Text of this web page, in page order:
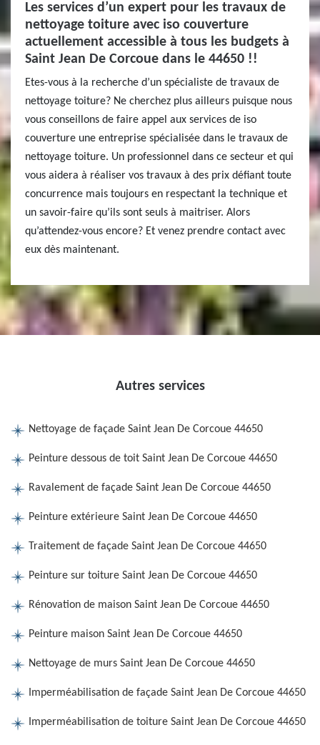
Les services d’un expert pour les travaux de
nettoyage toiture avec iso couverture
actuellement accessible à tous les budgets à
Saint Jean De Corcoue dans le 44650 !!
Etes-vous à la recherche d’un spécialiste de travaux de
nettoyage toiture? Ne cherchez plus ailleurs puisque nous
vous conseillons de faire appel aux services de iso
couverture une entreprise spécialisée dans le travaux de
nettoyage toiture. Un professionnel dans ce secteur et qui
vous aidera à réaliser vos travaux à des prix défiant toute
concurrence mais toujours en respectant la technique et
un savoir-faire qu’ils sont seuls à maitriser. Alors
qu’attendez-vous encore? Et venez prendre contact avec
eux dès maintenant.
Autres services
Nettoyage de façade Saint Jean De Corcoue 44650
Peinture dessous de toit Saint Jean De Corcoue 44650
Ravalement de façade Saint Jean De Corcoue 44650
Peinture extérieure Saint Jean De Corcoue 44650
Traitement de façade Saint Jean De Corcoue 44650
Peinture sur toiture Saint Jean De Corcoue 44650
Rénovation de maison Saint Jean De Corcoue 44650
Peinture maison Saint Jean De Corcoue 44650
Nettoyage de murs Saint Jean De Corcoue 44650
Imperméabilisation de façade Saint Jean De Corcoue 44650
Imperméabilisation de toiture Saint Jean De Corcoue 44650